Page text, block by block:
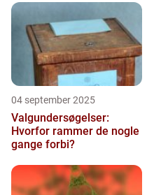
04 september 2025
Valgundersøgelser:
Hvorfor rammer de nogle
gange forbi?